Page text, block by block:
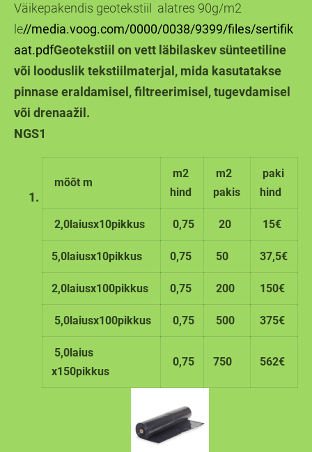
Väikepakendis geotekstiil alatres 90g/m2
le//media.voog.com/0000/0038/9399/files/sertifik
aat.pdfGeotekstiil on vett läbilaskev sünteetiline
või looduslik tekstiilmaterjal, mida kasutatakse
pinnase eraldamisel, filtreerimisel, tugevdamisel
või drenaažil.
NGS1
mõõt m
m2
hind
m2
pakis
paki
hind
2,0laiusx10pikkus 0,75 20 15€
5,0laiusx10pikkus 0,75 50 37,5€
2,0laiusx100pikkus 0,75 200 150€
5,0laiusx100pikkus 0,75 500 375€
5,0laius
x150pikkus
0,75 750 562€